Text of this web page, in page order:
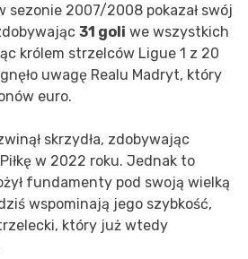
sezonie 2007/2008 pokazał swój
31 goli we wszystkich
królem strzelców Ligue 1 z 20
uwagę Realu Madryt, który
euro.
skrzydła, zdobywając
w 2022 roku. Jednak to
fundamenty pod swoją wielką
wspominają jego szybkość,
który już wtedy